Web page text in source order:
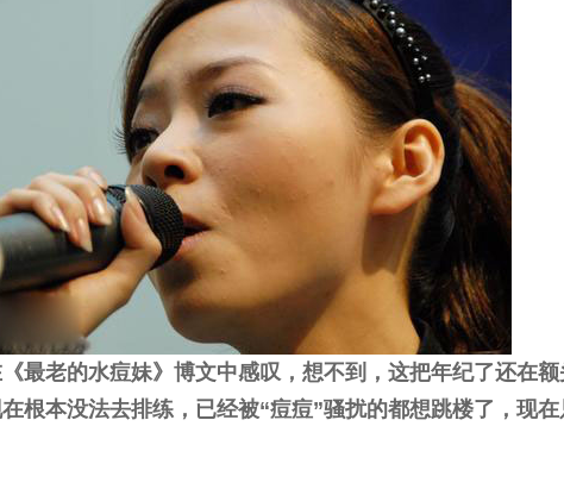
最老的水痘妹》博文中感叹，想不到，这把年纪了还在
根本没法去排练，已经被“痘痘”骚扰的都想跳楼了，现